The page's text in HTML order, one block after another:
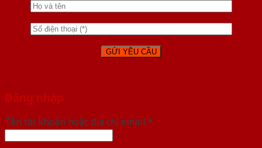
Đăng nhập
Tên tài khoản hoặc địa chỉ email *